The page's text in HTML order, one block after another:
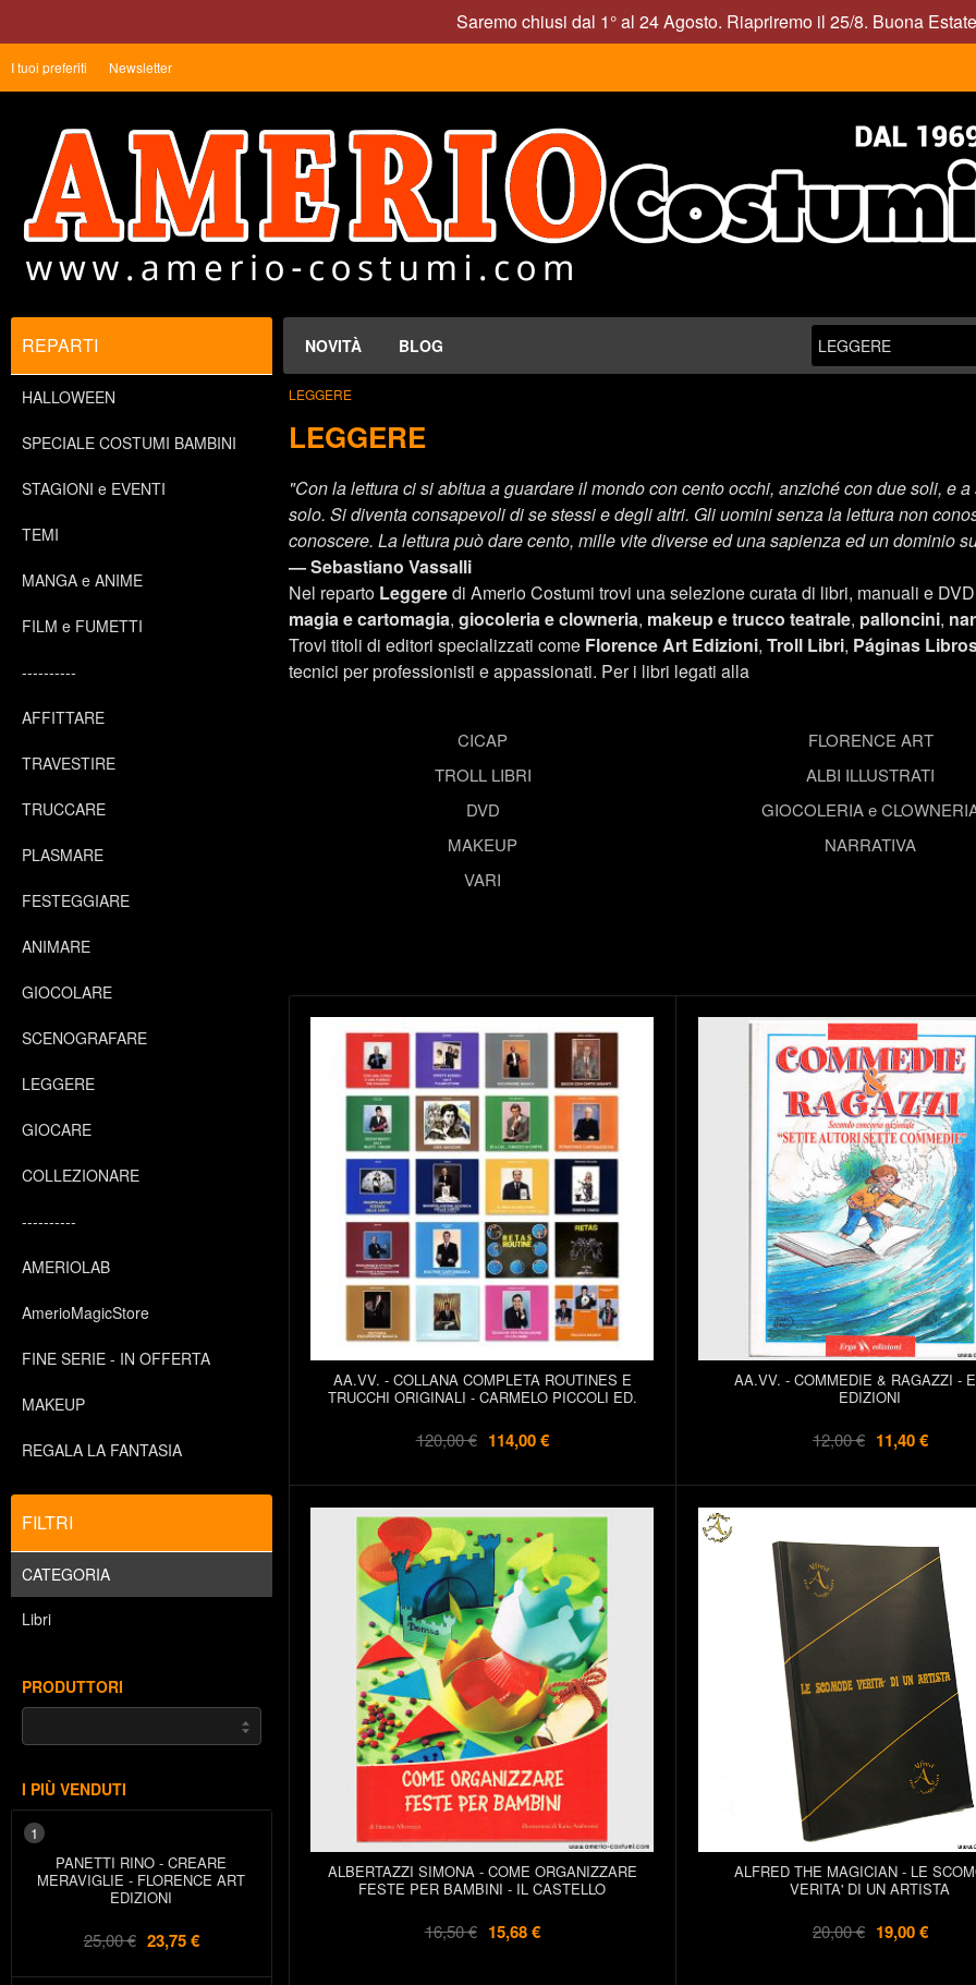
Saremo chiusi dal 1° al 24 Agosto. Riapriremo il 25/8. Buona
I tuoi preferiti Newsletter
NOVITÀ BLOG
REPARTI
HALLOWEEN
SPECIALE COSTUMI BAMBINI
STAGIONI e EVENTI
TEMI
MANGA e ANIME
FILM e FUMETTI
----------
AFFITTARE
TRAVESTIRE
TRUCCARE
PLASMARE
FESTEGGIARE
ANIMARE
GIOCOLARE
SCENOGRAFARE
LEGGERE
GIOCARE
COLLEZIONARE
----------
AMERIOLAB
AmerioMagicStore
FINE SERIE - IN OFFERTA
MAKEUP
REGALA LA FANTASIA
FILTRI
CATEGORIA
Libri
PRODUTTORI
I PIÙ VENDUTI
1
PANETTI RINO - CREARE
MERAVIGLIE - FLORENCE ART
EDIZIONI
25,00 € 23,75 €
LEGGERE
LEGGERE
"Con la lettura ci si abitua a guardare il mondo con cento occhi, anziché con due soli, e
solo. Si diventa consapevoli di se stessi e degli altri. Gli uomini senza la lettura non
conoscere. La lettura può dare cento, mille vite diverse ed una sapienza ed un dominio
— Sebastiano Vassalli
Nel reparto Leggeredi Amerio Costumi trovi una selezione curata di libri, manuali e
magia e cartomagia, giocoleria e clowneria, makeup e trucco teatrale, palloncini,
Trovi titoli di editori specializzati come Florence Art Edizioni, Troll Libri, Páginas
tecnici per professionisti e appassionati. Per i libri legati alla
CICAP
FLORENCE ART
TROLL LIBRI
ALBI ILLUSTRATI
DVD
GIOCOLERIA e
MAKEUP
NARRATIVA
VARI
AA.VV. - COLLANA COMPLETA ROUTINES E
TRUCCHI ORIGINALI - CARMELO PICCOLI ED.
120,00 € 114,00 €
AA.VV. - COMMEDIE & RAGAZZI -
EDIZIONI
12,00 € 11,40 €
ALBERTAZZI SIMONA - COME ORGANIZZARE
FESTE PER BAMBINI - IL CASTELLO
16,50 € 15,68 €
ALFRED THE MAGICIAN - LE
VERITA' DI UN ARTISTA
20,00 € 19,00 €